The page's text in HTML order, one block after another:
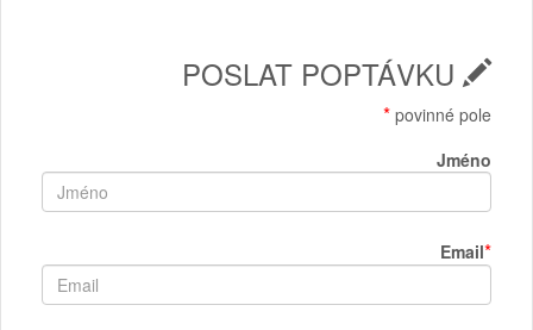
POSLAT POPTÁVKU
* povinné pole
Jméno
Email*